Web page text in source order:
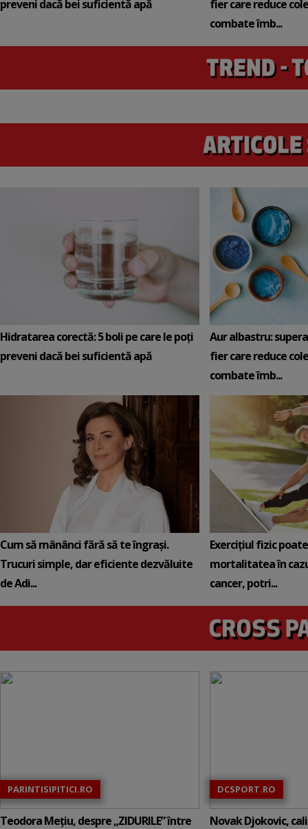
preveni dacă bei suficientă apă
fier care reduce
combate îmb...
Hidratarea corectă: 5 boli pe care le poți
preveni dacă bei suficientă apă
Aur albastru:
fier care reduce
combate îmb...
Cum să mânânci fără să te îngrași.
Trucuri simple, dar eficiente dezvăluite
de Adi...
Exercițiul fizic
mortalitatea în
cancer, potri...
PARINTISIPITICI.RO
Teodora Mețiu, despre „ZIDURILE” între
DCSPORT.RO
Novak Djokovic,